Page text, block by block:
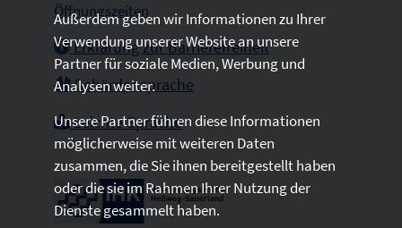
Öffnungszeiten
Erklärung zur Barrierefreiheit
Gebärdensprache
Leichte Sprache
Außerdem geben wir Informationen zu Ihrer
Verwendung unserer Website an unsere
Partner für soziale Medien, Werbung und
Analysen weiter.
Unsere Partner führen diese Informationen
möglicherweise mit weiteren Daten
zusammen, die Sie ihnen bereitgestellt haben
oder die sie im Rahmen Ihrer Nutzung der
Dienste gesammelt haben.